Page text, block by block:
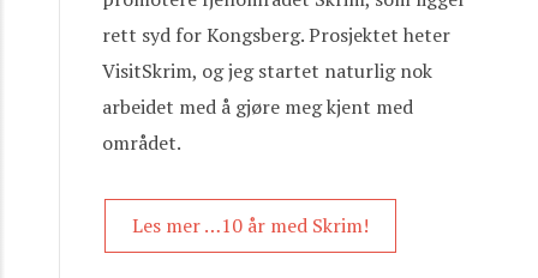
rett syd for Kongsberg. Prosjektet heter
VisitSkrim, og jeg startet naturlig nok
arbeidet med å gjøre meg kjent med
området.
Les mer …10 år med Skrim!